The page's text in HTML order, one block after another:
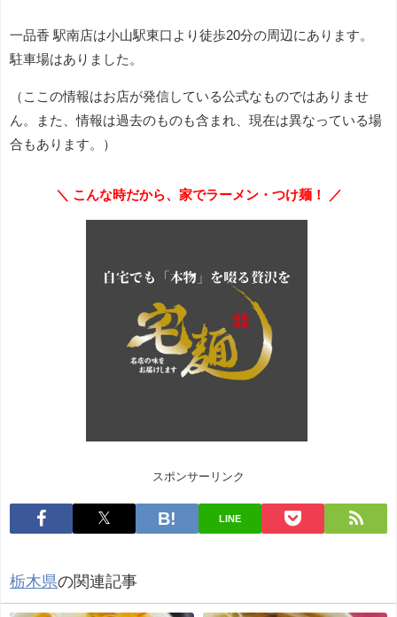
一品香 駅南店は小山駅東口より徒歩20分の周辺にあります。
駐車場はありました。
（ここの情報はお店が発信している公式なものではありませ
ん。また、情報は過去のものも含まれ、現在は異なっている場
合もあります。）
＼ こんな時だから、家でラーメン・つけ麺！ ／
スポンサーリンク
LINE
栃木県の関連記事